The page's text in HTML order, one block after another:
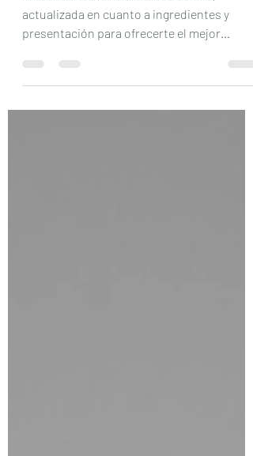
Presentamos la nueva Línea Sunlife,
actualizada en cuanto a ingredientes y
presentación para ofrecerte el mejor